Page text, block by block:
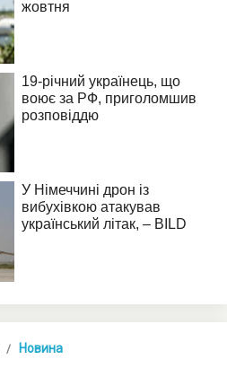
Новина